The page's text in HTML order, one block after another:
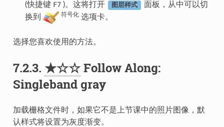
(快捷键 F7)。这将打开 图层样式
面板，从中可以切
换到
符号化选项卡。
选择您喜欢使用的方法。
7.2.3. ★☆☆Follow Along:
Singleband gray
加载栅格文件时，如果它不是上节课中的照片图像，默
认样式将设置为灰度渐变。